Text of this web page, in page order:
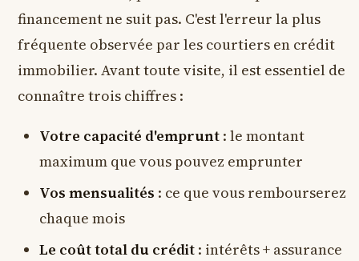
financement ne suit pas. C'est l'erreur la plus
fréquente observée par les courtiers en crédit
immobilier. Avant toute visite, il est essentiel de
connaître trois chiffres :
Votre capacité d'emprunt : le montant
maximum que vous pouvez emprunter
Vos mensualités : ce que vous rembourserez
chaque mois
Le coût total du crédit : intérêts + assurance